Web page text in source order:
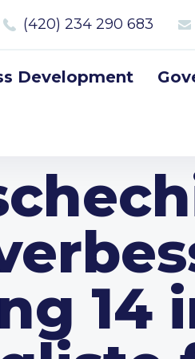
(420) 234 290 683
Development
14